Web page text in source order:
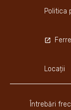
Întrebări
Politica
Locații